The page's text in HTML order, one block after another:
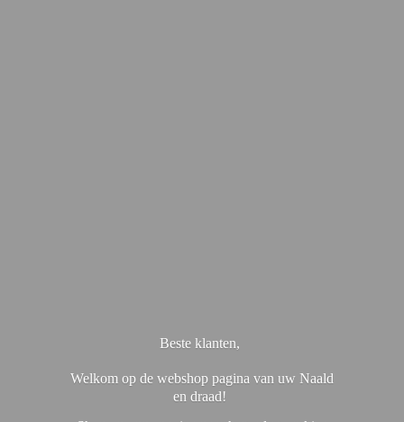
Beste klanten,
Welkom op de webshop pagina van uw Naald
en draad!